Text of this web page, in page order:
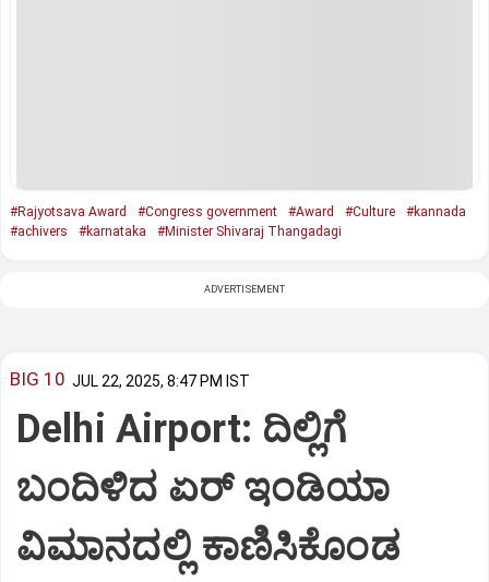
#Rajyotsava Award #Congress government #Award #Culture
#kannada
#achivers
#karnataka #Minister Shivaraj Thangadagi
ADVERTISEMENT
BIG 10 JUL 22, 2025, 8:47 PM IST
Delhi Airport: ದಿಲ್ಲಿಗೆ
ಬಂದಿಳಿದ ಏರ್‌ ಇಂಡಿಯಾ
ವಿಮಾನದಲ್ಲಿ ಕಾಣಿಸಿಕೊಂಡ